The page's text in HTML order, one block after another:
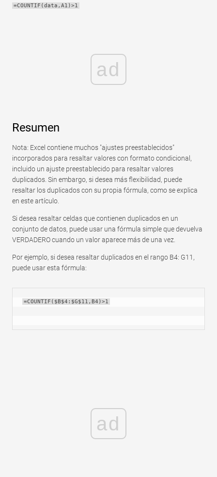
Rápido
=COUNTIF(data,A1)>1
ad
Resumen
Nota: Excel contiene muchos "ajustes preestablecidos"
incorporados para resaltar valores con formato condicional,
incluido un ajuste preestablecido para resaltar valores
duplicados. Sin embargo, si desea más flexibilidad, puede
resaltar los duplicados con su propia fórmula, como se explica
en este artículo.
Si desea resaltar celdas que contienen duplicados en un
conjunto de datos, puede usar una fórmula simple que devuelva
VERDADERO cuando un valor aparece más de una vez.
Por ejemplo, si desea resaltar duplicados en el rango B4: G11,
puede usar esta fórmula:
=COUNTIF($B$4:$G$11,B4)>1
ad